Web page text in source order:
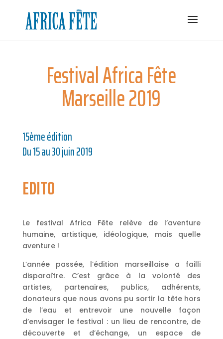
Festival Africa Fête
Marseille 2019
15ème édition
Du 15 au 30 juin 2019
EDITO
Le festival Africa Fête relève de l’aventure
humaine, artistique, idéologique, mais quelle
aventure !
L’année passée, l’édition marseillaise a failli
disparaître. C’est grâce à la volonté des
artistes, partenaires, publics, adhérents,
donateurs que nous avons pu sortir la tête hors
de l’eau et entrevoir une nouvelle façon
d’envisager le festival : un lieu de rencontre, de
découverte et d’échange, un espace de